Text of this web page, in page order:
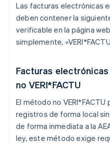
Las facturas electrónicas
deben contener la
verificable en la página
simplemente,
Facturas
no VERI*FACTU
El método no
registros de forma local
de forma inmediata a la
ley, este método exige